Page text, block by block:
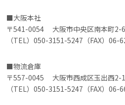
大阪本社
〒541-0054 大阪市中央区南本町2-
（TEL）050-3151-5247（FAX）06-
物流倉庫
〒557-0045 大阪市西成区玉出西2-
（TEL）050-3151-5247（FAX）06-